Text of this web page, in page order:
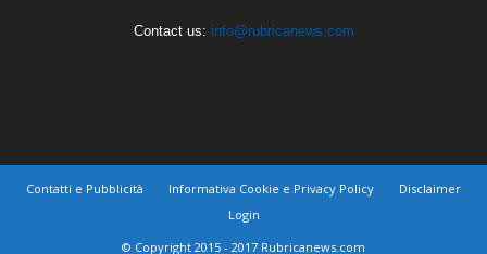
Contact us: info@rubricanews.com
Contatti e Pubblicità Informativa Cookie e Privacy Policy
Disclaimer
Login
© Copyright 2015 - 2017 Rubricanews.com